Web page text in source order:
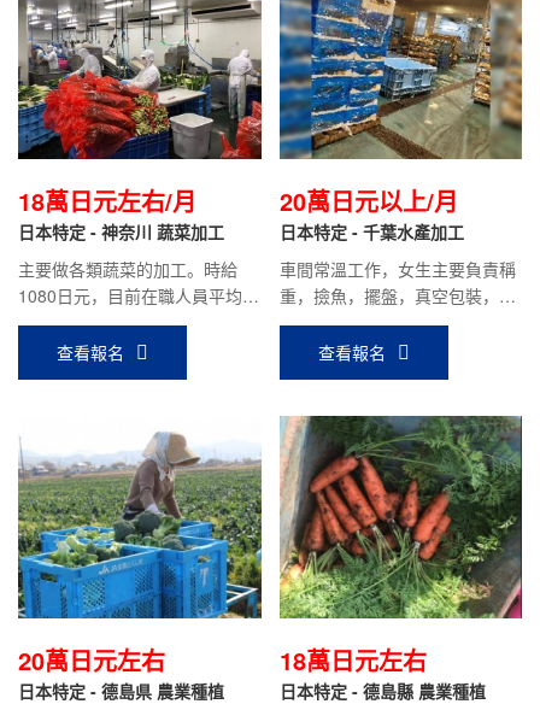
18萬日元左右/月
日本特定 - 神奈川 蔬菜加工
主要做各類蔬菜的加工。時給
1080日元，目前在職人員平均到
手工資18萬日元左右。
查看報名
20萬日元以上/月
日本特定 - 千葉水產加工
車間常溫工作，女生主要負責稱
重，撿魚，擺盤，真空包裝，裝
箱為主。男生主要負責刮魚腸，
片魚，切魚片，貼標簽，捆包為
主。時給1000日元，平均到手工
查看報名
20萬日元左右
日本特定 - 德島県 農業種植
18萬日元左右
日本特定 - 德島縣 農業種植